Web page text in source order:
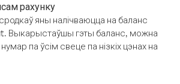
рахунку
яны налічваюцца на баланс
Выкарыстаўшы гэты баланс, можна
па ўсім свеце па нізкіх цэнах на